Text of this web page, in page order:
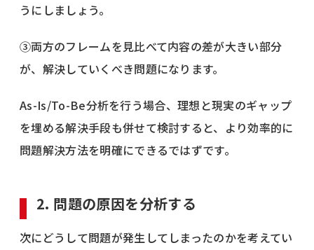
うにしましょう。
③両方のフレームを見比べて内容の差が大きい部分
が、解決していくべき問題になります。
As-Is/To-Be分析を行う場合、理想と現実のギャップ
を埋める解決手段も併せて検討すると、より効率的に
問題解決方法を明確にできるではずです。
2. 問題の原因を分析する
次にどうして問題が発生してしまったのかを考えてい